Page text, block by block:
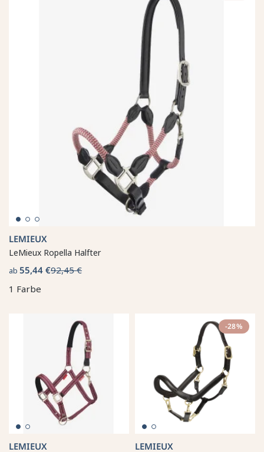
LEMIEUX
LeMieux Ropella Halfter
ab 55,44 €92,45 €
1 Farbe
LEMIEUX
-28%
LEMIEUX